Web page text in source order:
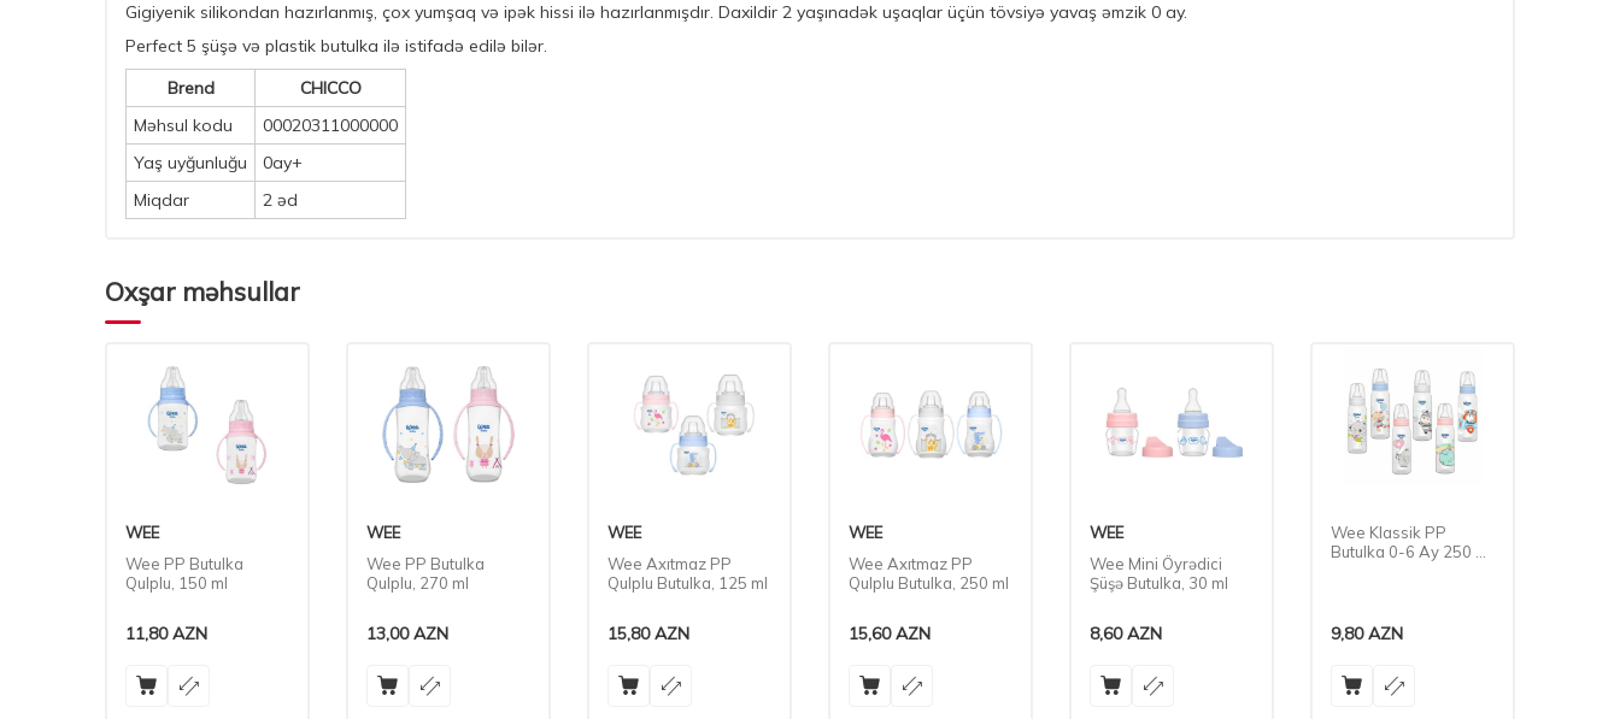
Gigiyenik silikondan hazırlanmış, çox yumşaq və ipək hissi ilə hazırlanmışdır. Daxildir 2 yaşınadək uşaqlar üçün tövsiyə yavaş əmzik 0 ay.
Perfect 5 şüşə və plastik butulka ilə istifadə edilə bilər.
Brend
CHICCO
Məhsul kodu
00020311000000
Yaş uyğunluğu
0ay+
Miqdar
2 əd
Oxşar məhsullar
WEE
Wee PP Butulka
Qulplu, 150 ml
11,80AZN
WEE
Wee PP Butulka
Qulplu, 270 ml
13,00AZN
WEE
Wee Axıtmaz PP
Qulplu Butulka, 125 ml
15,80AZN
WEE
Wee Axıtmaz PP
Qulplu Butulka, 250 ml
15,60AZN
WEE
Wee Mini Öyrədici
Şüşə Butulka, 30 ml
8,60AZN
Wee Klassik PP
Butulka 0-6 Ay 250 ml
9,80AZN